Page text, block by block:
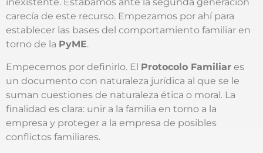
carecía de este recurso. Empezamos por ahí para
establecer las bases del comportamiento familiar en
torno de la PyME.
Empecemos por definirlo. El Protocolo Familiar es
un documento con naturaleza jurídica al que se le
suman cuestiones de naturaleza ética o moral. La
finalidad es clara: unir a la familia en torno a la
empresa y proteger a la empresa de posibles
conflictos familiares.